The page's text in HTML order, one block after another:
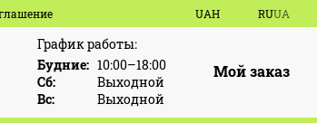
UAH RUUA
График работы:
Будние: 10:00–18:00
Сб:
Выходной
Вс:
Выходной
Мой заказ